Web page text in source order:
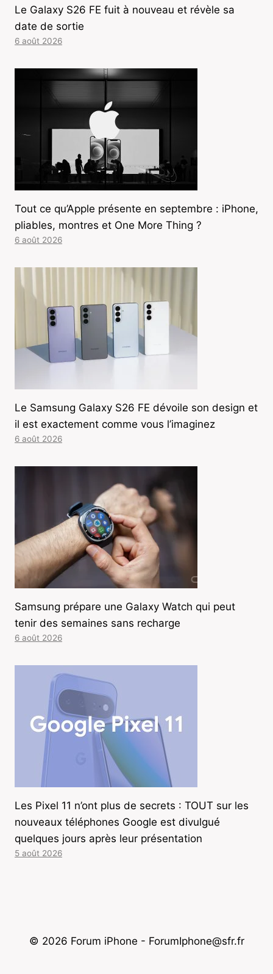
Le Galaxy S26 FE fuit à nouveau et révèle sa
date de sortie
6 août 2026
Tout ce qu’Apple présente en septembre : iPhone,
pliables, montres et One More Thing ?
6 août 2026
Le Samsung Galaxy S26 FE dévoile son design et
il est exactement comme vous l’imaginez
6 août 2026
Samsung prépare une Galaxy Watch qui peut
tenir des semaines sans recharge
6 août 2026
Les Pixel 11 n’ont plus de secrets : TOUT sur les
nouveaux téléphones Google est divulgué
quelques jours après leur présentation
5 août 2026
© 2026 Forum iPhone - ForumIphone@sfr.fr